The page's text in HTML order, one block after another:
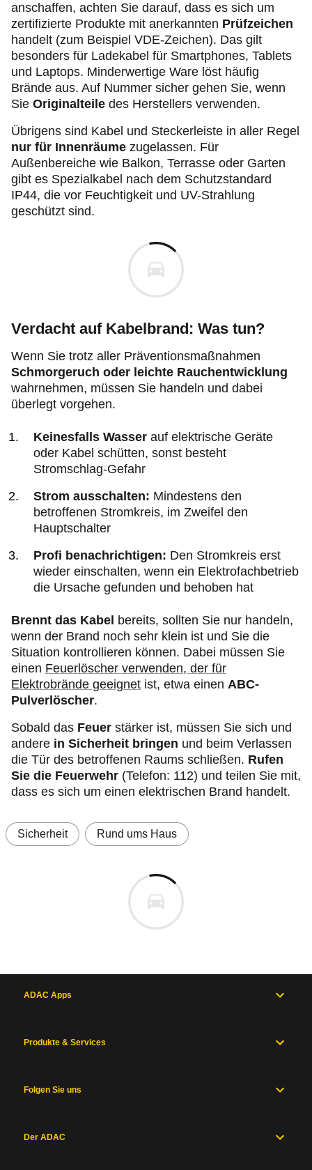
anschaffen, achten Sie darauf, dass es sich um
zertifizierte Produkte mit anerkannten Prüfzeichen
handelt (zum Beispiel VDE-Zeichen). Das gilt
besonders für Ladekabel für Smartphones, Tablets
und Laptops. Minderwertige Ware löst häufig
Brände aus. Auf Nummer sicher gehen Sie, wenn
Sie Originalteile des Herstellers verwenden.
Übrigens sind Kabel und Steckerleiste in aller Regel
nur für Innenräume zugelassen. Für
Außenbereiche wie Balkon, Terrasse oder Garten
gibt es Spezialkabel nach dem Schutzstandard
IP44, die vor Feuchtigkeit und UV-Strahlung
geschützt sind.
Verdacht auf Kabelbrand: Was tun?
Wenn Sie trotz aller Präventionsmaßnahmen
Schmorgeruch oder leichte Rauchentwicklung
wahrnehmen, müssen Sie handeln und dabei
überlegt vorgehen.
Keinesfalls Wasser auf elektrische Geräte
oder Kabel schütten, sonst besteht
Stromschlag-Gefahr
Strom ausschalten: Mindestens den
betroffenen Stromkreis, im Zweifel den
Hauptschalter
Profi benachrichtigen: Den Stromkreis erst
wieder einschalten, wenn ein Elektrofachbetrieb
die Ursache gefunden und behoben hat
Brennt das Kabel bereits, sollten Sie nur handeln,
wenn der Brand noch sehr klein ist und Sie die
Situation kontrollieren können. Dabei müssen Sie
einen Feuerlöscher verwenden, der für
Elektrobrände geeignet ist, etwa einen ABC-
Pulverlöscher.
Sobald das Feuer stärker ist, müssen Sie sich und
andere in Sicherheit bringen und beim Verlassen
die Tür des betroffenen Raums schließen. Rufen
Sie die Feuerwehr (Telefon: 112) und teilen Sie mit,
dass es sich um einen elektrischen Brand handelt.
Sicherheit Rund ums Haus
ADAC Apps
Produkte & Services
Folgen Sie uns
Der ADAC